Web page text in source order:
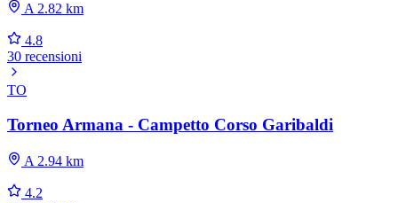
A 2.82 km
4.8
30 recensioni
TO
Torneo Armana - Campetto Corso Garibaldi
A 2.94 km
4.2